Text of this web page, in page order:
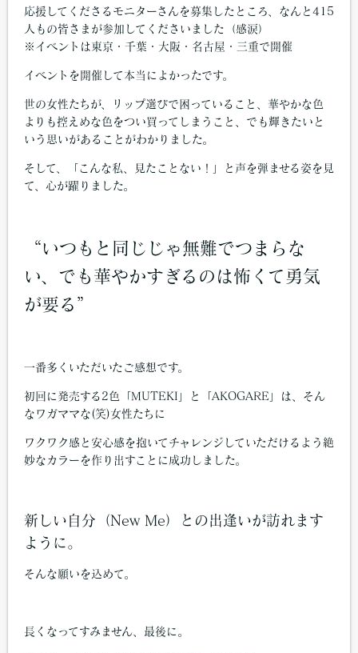
応援してくださるモニターさんを募集したところ、なんと415
人もの皆さまが参加してくださいました（感涙）
※イベントは東京・千葉・大阪・名古屋・三重で開催
イベントを開催して本当によかったです。
世の女性たちが、リップ選びで困っていること、華やかな色
よりも控えめな色をつい買ってしまうこと、でも輝きたいと
いう思いがあることがわかりました。
そして、「こんな私、見たことない！」と声を弾ませる姿を見
て、心が躍りました。
“いつもと同じじゃ無難でつまらな
い、でも華やかすぎるのは怖くて勇気
が要る”
一番多くいただいたご感想です。
初回に発売する2色「MUTEKI」と「AKOGARE」は、そん
なワガママな(笑)女性たちに
ワクワク感と安心感を抱いてチャレンジしていただけるよう絶
妙なカラーを作り出すことに成功しました。
新しい自分（New Me）との出逢いが訪れます
ように。
そんな願いを込めて。
長くなってすみません、最後に。